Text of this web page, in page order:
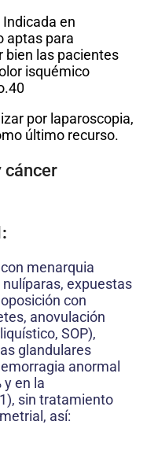
en
aptas para
bien las pacientes
isquémico
por laparoscopia,
último recurso.
cáncer
menarquia
expuestas
con
anovulación
SOP),
glandulares
anormal
y en la
sin tratamiento
así: